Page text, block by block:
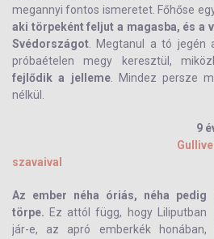
megannyi fontos ismeretet. Főhőse
aki törpeként feljut a magasba, és a
Svédországot . Megtanul a tó jegén
próbaételen megy keresztül,
fejlődik a jelleme. Mindez persze
nélkül.
9
szavaival
Az ember néha óriás, néha pedig
törpe. Ez attól függ, hogy Liliputban
jár-e, az apró emberkék honában,